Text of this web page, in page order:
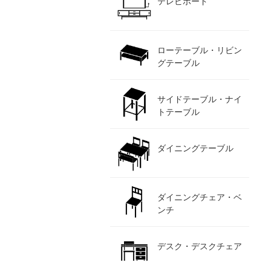
ローテーブル・リビン
グテーブル
サイドテーブル・ナイ
トテーブル
ダイニングテーブル
ダイニングチェア・ベ
ンチ
デスク・デスクチェア